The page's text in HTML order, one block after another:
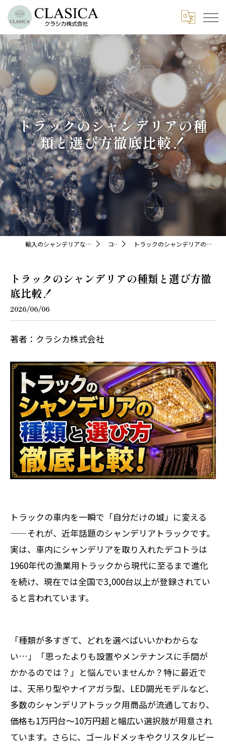
トラックのシャンデリアの種
類と選び方徹底比較！
輸入のシャンデリアならクラシカ株式会社 コラム トラックのシャンデリアの種類と選び方徹底比較！
トラックのシャンデリアの種類と選び方徹
底比較！
2026/06/06
著者：クラシカ株式会社
トラックの車内を一瞬で「自分だけの城」に変える
——それが、近年話題のシャンデリアトラックです。
実は、車内にシャンデリアを取り入れたデコトラは
1960年代の漁業用トラックから現代に至るまで進化
を続け、現在では全国で3,000台以上が登録されてい
ると言われています。
「種類が多すぎて、どれを選べばいいかわからな
い…」「思ったよりも設置やメンテナンスに手間が
かかるのでは？」と悩んでいませんか？特に最近で
は、天吊り型やナイアガラ型、LED調光モデルなど、
多数のシャンデリアトラック用商品が流通しており、
価格も1万円台～10万円超と幅広い選択肢が用意され
ています。さらに、ゴールドメッキやクリスタルビー